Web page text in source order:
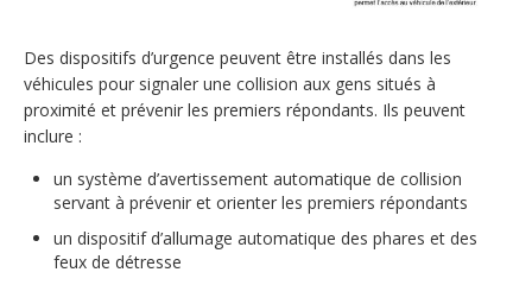
Des dispositifs d’urgence peuvent être installés dans les
véhicules pour signaler une collision aux gens situés à
proximité et prévenir les premiers répondants. Ils peuvent
inclure :
un système d’avertissement automatique de collision
servant à prévenir et orienter les premiers répondants
un dispositif d’allumage automatique des phares et des
feux de détresse